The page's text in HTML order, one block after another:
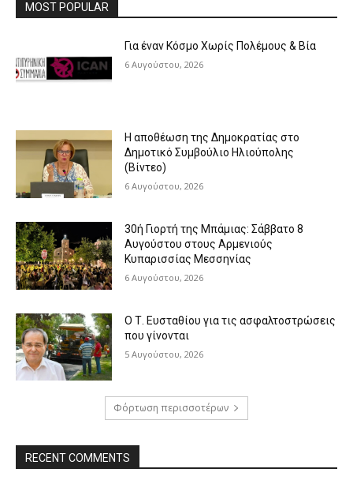
MOST POPULAR
Για έναν Κόσμο Χωρίς Πολέμους & Βία
6 Αυγούστου, 2026
Η αποθέωση της Δημοκρατίας στο
Δημοτικό Συμβούλιο Ηλιούπολης
(Βίντεο)
6 Αυγούστου, 2026
30ή Γιορτή της Μπάμιας: Σάββατο 8
Αυγούστου στους Αρμενιούς
Κυπαρισσίας Μεσσηνίας
6 Αυγούστου, 2026
Ο Τ. Ευσταθίου για τις ασφαλτοστρώσεις
που γίνονται
5 Αυγούστου, 2026
Φόρτωση περισσοτέρων
RECENT COMMENTS